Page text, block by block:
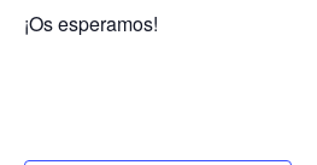
¡Os esperamos!